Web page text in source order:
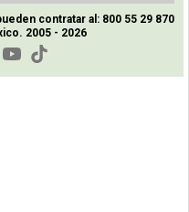
contratar al: 800 55 29 870
2005 - 2026